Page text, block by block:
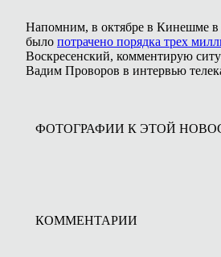
Напомним, в октябре в Кинешме в
было потрачено порядка трех
Воскресенский, комментирую
Вадим Проворов в интервью
ФОТОГРАФИИ К ЭТОЙ
КОММЕНТАРИИ